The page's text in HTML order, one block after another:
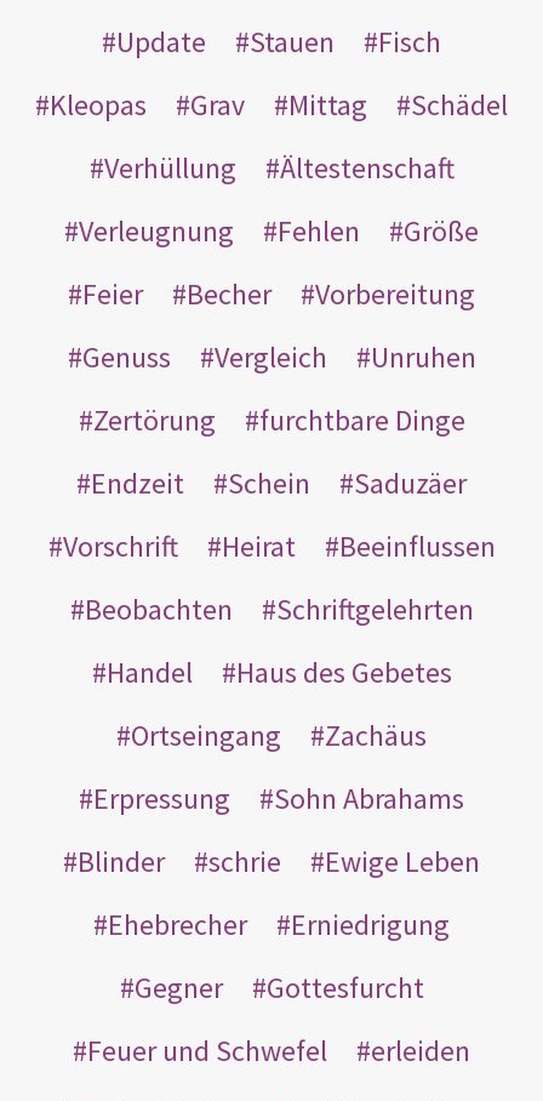
Update
Stauen
Fisch
Kleopas
Grav Mittag
Schädel
Verhüllung
Ältestenschaft
Verleugnung
Fehlen
Größe
Feier
Becher
Vorbereitung
Genuss
Vergleich
Unruhen
Zertörung
furchtbare Dinge
Endzeit
Schein
Saduzäer
Vorschrift
Heirat
Beeinflussen
Beobachten
Schriftgelehrten
Handel
Haus des Gebetes
Ortseingang
Zachäus
Erpressung
Sohn Abrahams
Blinder
schrie
Ewige Leben
Ehebrecher
Erniedrigung
Gegner
Gottesfurcht
Feuer und Schwefel
erleiden